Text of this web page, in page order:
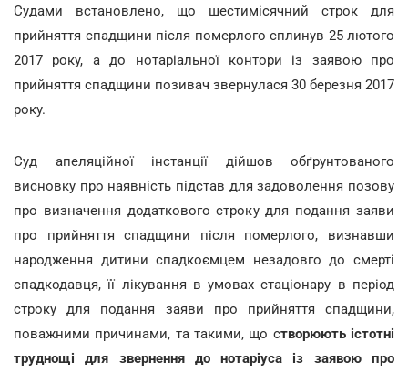
Судами встановлено, що шестимісячний строк для
прийняття спадщини після померлого сплинув 25 лютого
2017 року, а до нотаріальної контори із заявою про
прийняття спадщини позивач звернулася 30 березня 2017
року.
Суд апеляційної інстанції дійшов обґрунтованого
висновку про наявність підстав для задоволення позову
про визначення додаткового строку для подання заяви
про прийняття спадщини після померлого, визнавши
народження дитини спадкоємцем незадовго до смерті
спадкодавця, її лікування в умовах стаціонару в період
строку для подання заяви про прийняття спадщини,
поважними причинами, та такими, що створюють істотні
труднощі для звернення до нотаріуса із заявою про